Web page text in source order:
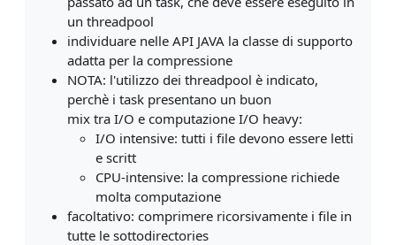
un threadpool
individuare nelle API JAVA la classe di supporto
adatta per la compressione
NOTA: l'utilizzo dei threadpool è indicato,
perchè i task presentano un buon
mix tra I/O e computazione I/O heavy:
I/O intensive: tutti i file devono essere letti
e scritt
CPU-intensive: la compressione richiede
molta computazione
facoltativo: comprimere ricorsivamente i file in
tutte le sottodirectories